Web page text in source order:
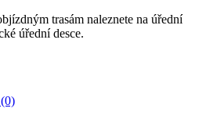
trasám naleznete na úřední
úřední desce.